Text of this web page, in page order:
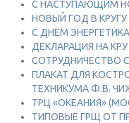
С НАСТУПАЮЩИМ
НОВЫЙ ГОД В КРУГУ
С ДНЁМ
ДЕКЛАРАЦИЯ НА КРУ
СОТРУДНИЧЕСТВО
ПЛАКАТ ДЛЯ
ТЕХНИКУМА Ф.В.
ТРЦ «ОКЕАНИЯ»
ТИПОВЫЕ ГРЩ ОТ